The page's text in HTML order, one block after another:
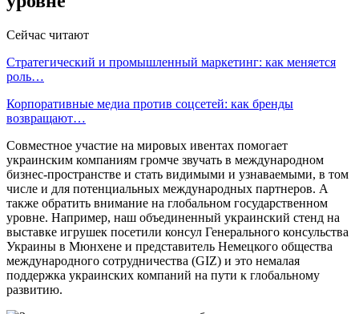
Сейчас читают
Стратегический и промышленный маркетинг: как меняется
роль…
Корпоративные медиа против соцсетей: как бренды
возвращают…
Совместное участие на мировых ивентах помогает
украинским компаниям громче звучать в международном
бизнес-пространстве и стать видимыми и узнаваемыми, в том
числе и для потенциальных международных партнеров. А
также обратить внимание на глобальном государственном
уровне. Например, наш объединенный украинский стенд на
выставке игрушек посетили консул Генерального консульства
Украины в Мюнхене и представитель Немецкого общества
международного сотрудничества (GIZ) и это немалая
поддержка украинских компаний на пути к глобальному
развитию.